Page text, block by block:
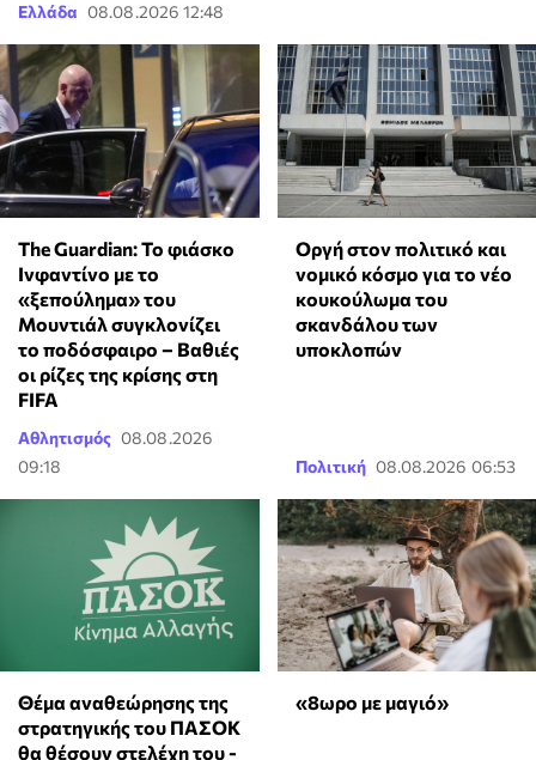
Ελλάδα 08.08.2026 12:48
The Guardian: Το φιάσκο
Ινφαντίνο με το
«ξεπούλημα» του
Μουντιάλ συγκλονίζει
το ποδόσφαιρο – Βαθιές
οι ρίζες της κρίσης στη
FIFA
Αθλητισμός 08.08.2026
09:18
Οργή στον πολιτικό και
νομικό κόσμο για το νέο
κουκούλωμα του
σκανδάλου των
υποκλοπών
Πολιτική 08.08.2026 06:53
Θέμα αναθεώρησης της
στρατηγικής του ΠΑΣΟΚ
θα θέσουν στελέχη του -
«8ωρο με μαγιό»